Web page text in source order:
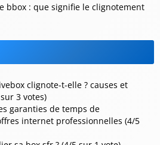
bbox : que signifie le clignotement
clignote-t-elle ? causes et
3 votes)
garanties de temps de
internet professionnelles (4/5